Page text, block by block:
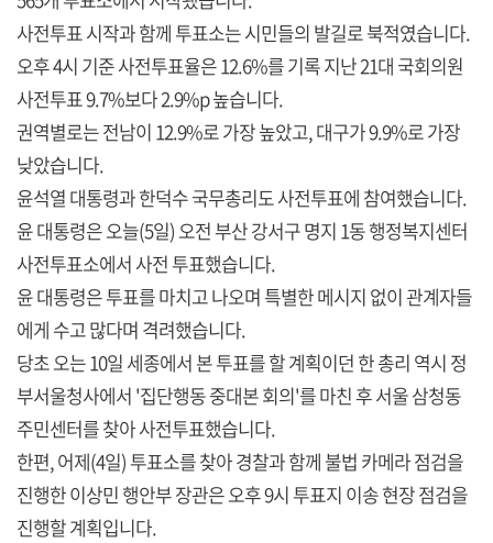
사전투표 시작과 함께 투표소는 시민들의 발길로 북적였습니다.
오후 4시 기준 사전투표율은 12.6%를 기록 지난 21대 국회의원
사전투표 9.7%보다 2.9%p 높습니다.
권역별로는 전남이 12.9%로 가장 높았고, 대구가 9.9%로 가장
낮았습니다.
윤석열 대통령과 한덕수 국무총리도 사전투표에 참여했습니다.
윤 대통령은 오늘(5일) 오전 부산 강서구 명지 1동 행정복지센터
사전투표소에서 사전 투표했습니다.
윤 대통령은 투표를 마치고 나오며 특별한 메시지 없이 관계자들
에게 수고 많다며 격려했습니다.
당초 오는 10일 세종에서 본 투표를 할 계획이던 한 총리 역시 정
부서울청사에서 '집단행동 중대본 회의'를 마친 후 서울 삼청동
주민센터를 찾아 사전투표했습니다.
한편, 어제(4일) 투표소를 찾아 경찰과 함께 불법 카메라 점검을
진행한 이상민 행안부 장관은 오후 9시 투표지 이송 현장 점검을
진행할 계획입니다.